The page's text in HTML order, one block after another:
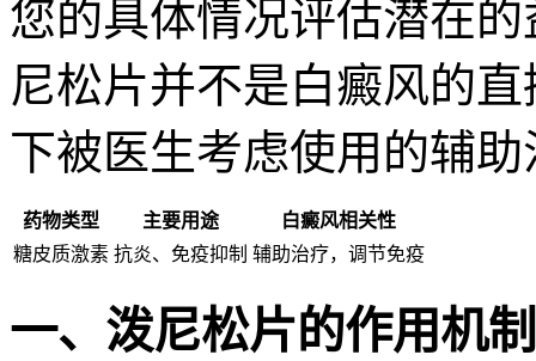
您的具体情况评估潜在
尼松片并不是白癜风的
下被医生考虑使用的辅
药物类型 主要用途
白癜风相关性
糖皮质激素 抗炎、免疫抑制 辅助治疗，调节免疫
一、泼尼松片的作用机制